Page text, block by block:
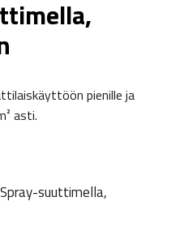
pienille ja
asti.
suuttimella,